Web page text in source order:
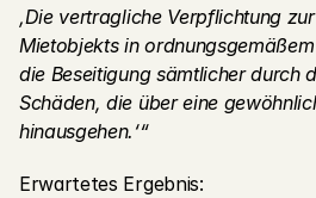
‚Die vertragliche Verpflichtung
Mietobjekts in
die Beseitigung sämtlicher durch
Schäden, die über eine
hinausgehen.‘“
Erwartetes Ergebnis: